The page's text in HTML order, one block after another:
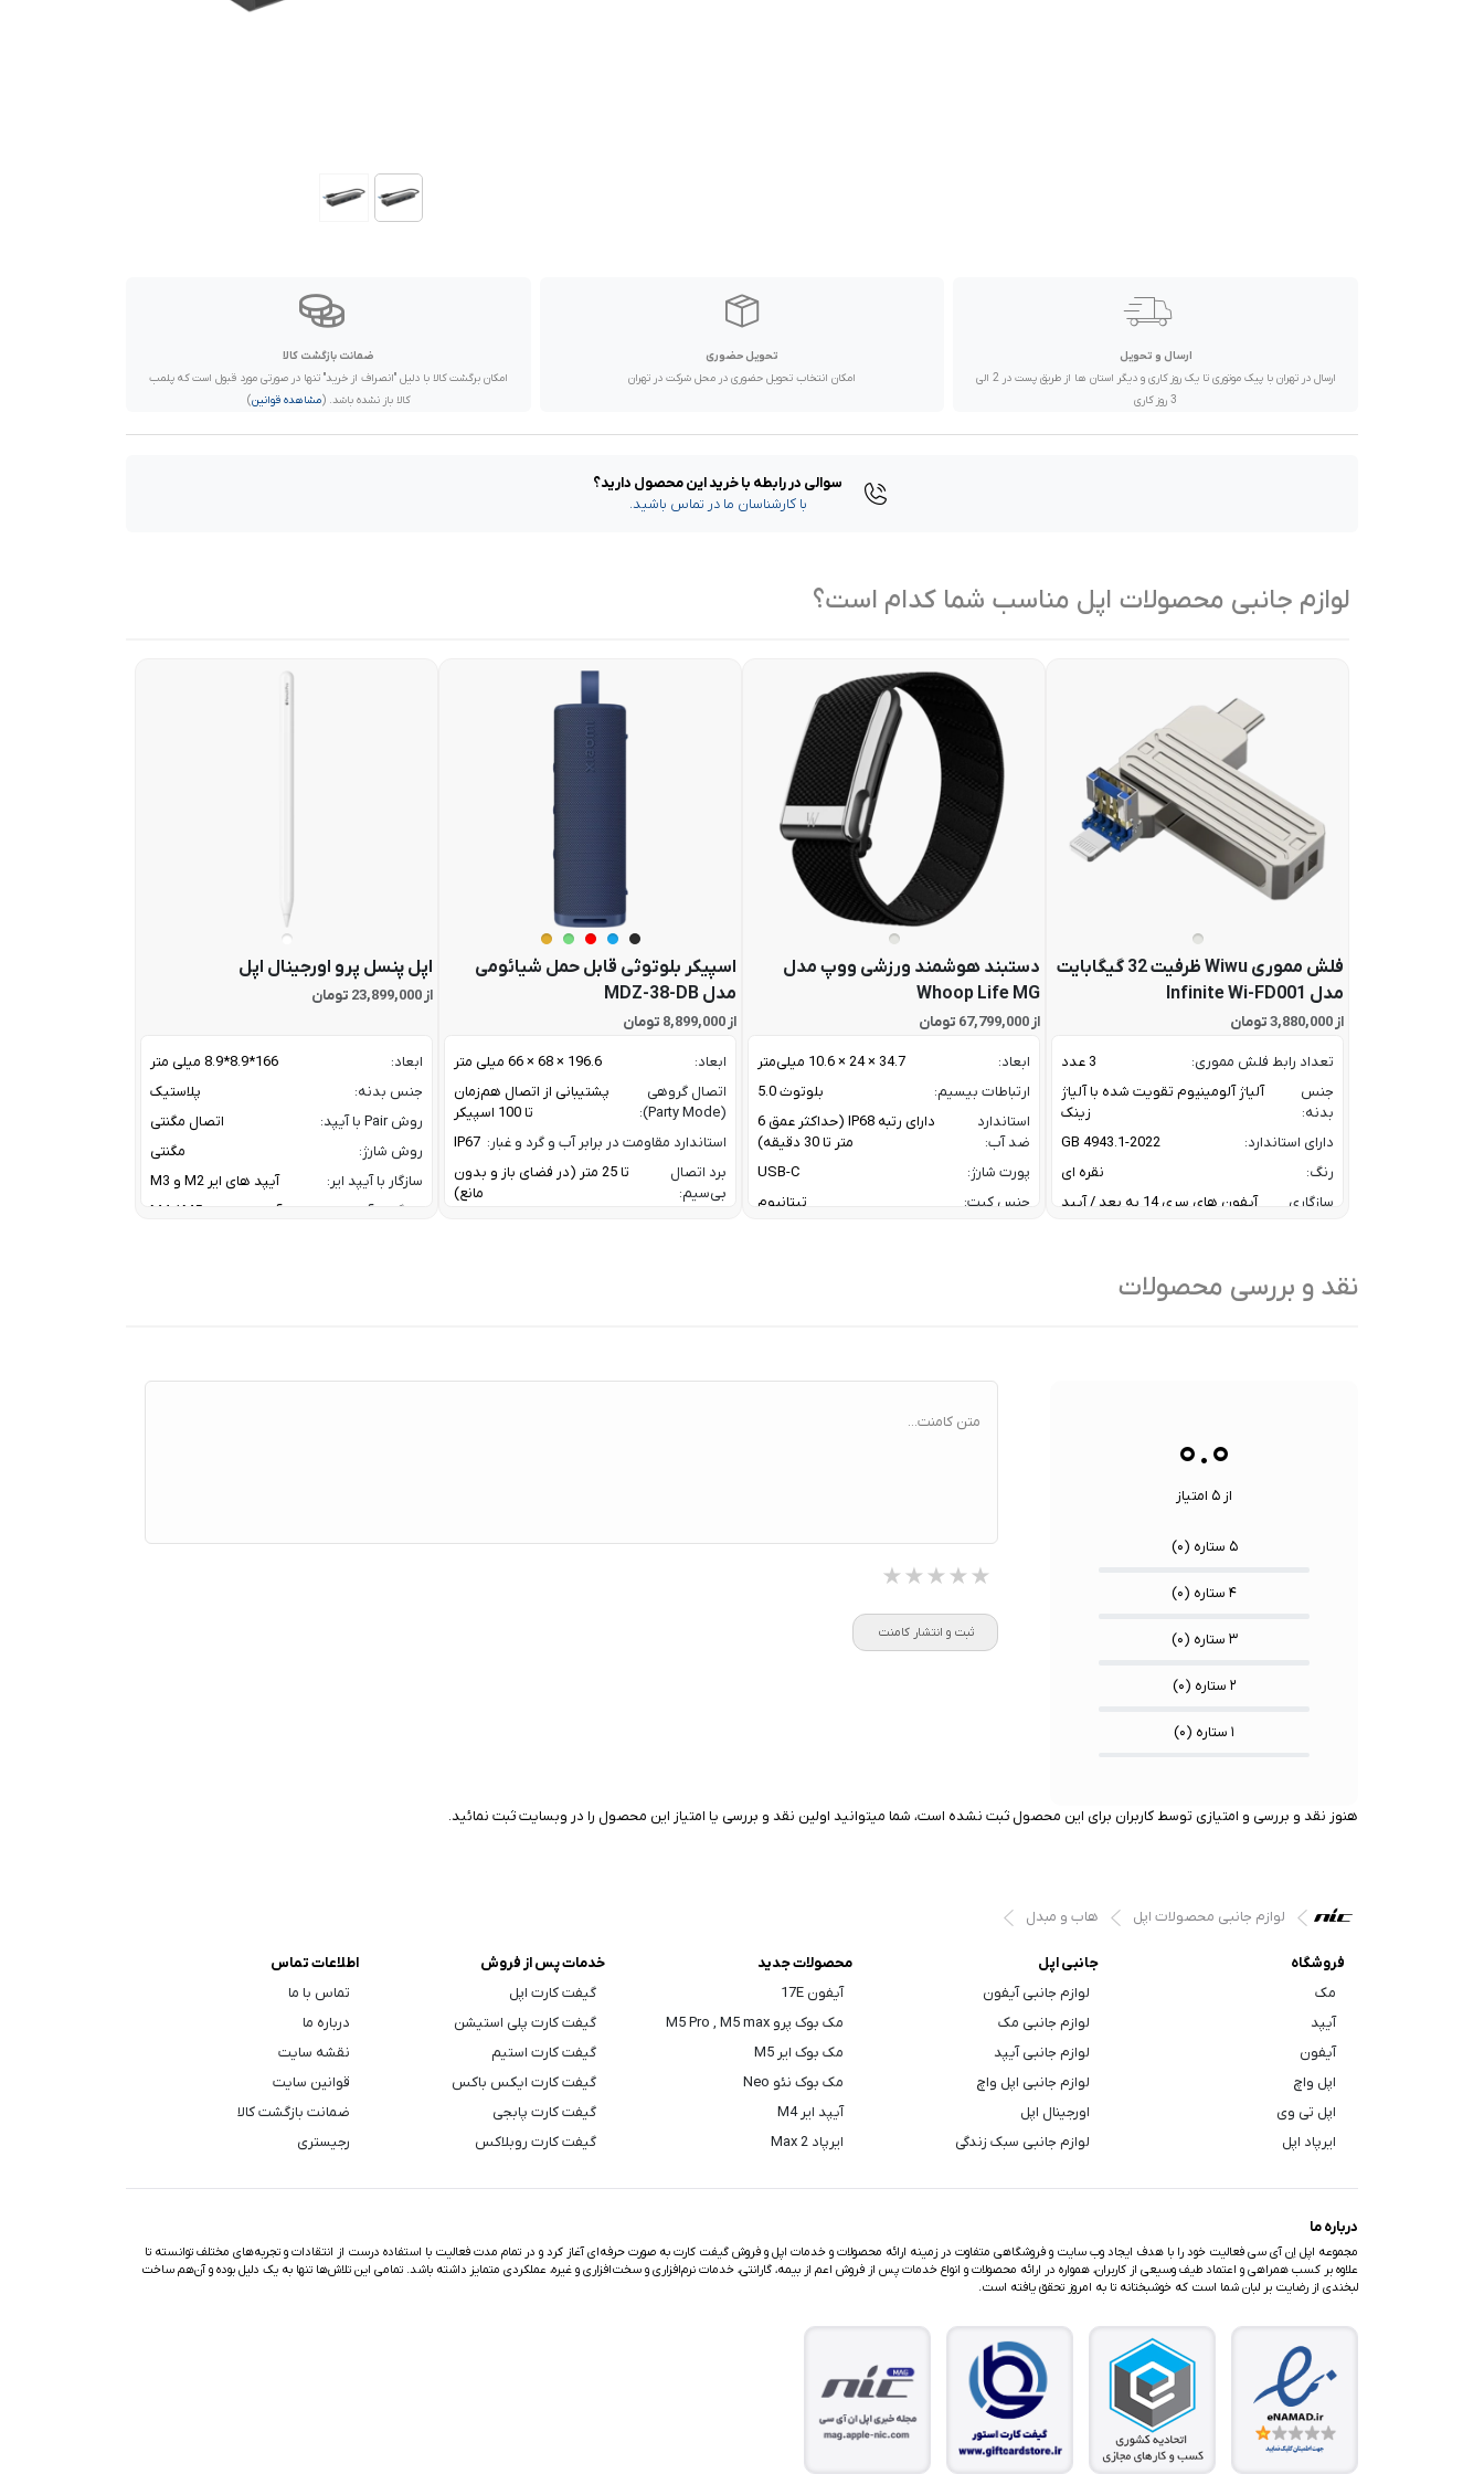
ارسال و تحویل
ارسال در تهران با پیک موتوری تا یک روز کاری و دیگر استان ها از طریق پست در 2 الی
3 روز کاری
تحویل حضوری
امکان انتخاب تحویل حضوری در محل شرکت در تهران
ضمانت بازگشت کالا
امکان برگشت کالا با دلیل "انصراف از خرید" تنها در صورتی مورد قبول است که پلمب
کالا باز نشده باشد. (مشاهده قوانین)
سوالی در رابطه با خرید این محصول دارید؟
با کارشناسان ما در تماس باشید.
لوازم جانبی محصولات اپل مناسب شما کدام است؟
فلش مموری Wiwu ظرفیت 32 گیگابایت
مدل Infinite Wi-FD001
از 3,880,000 تومان
تعداد رابط فلش مموری:
3 عدد
جنس
بدنه:
آلیاژ آلومینیوم تقویت شده با آلیاژ
زینک
دارای استاندارد:
GB 4943.1-2022
رنگ:
نقره ای
سازگاری
آیفون های سری 14 به بعد / آیپد
ظرفیت:
دستبند هوشمند ورزشی ووپ مدل
Whoop Life MG
از 67,799,000 تومان
ابعاد:
34.7 × 24 × 10.6 میلی‌متر
ارتباطات بیسیم:
بلوتوث 5.0
استاندارد
ضد آب:
دارای رتبه IP68 (حداکثر عمق 6
متر تا 30 دقیقه)
پورت شارژ:
USB-C
جنس کیت:
تیتانیوم
سنسورها:
سنسور سنجش فشار خون / پایش
اسپیکر بلوتوثی قابل حمل شیائومی
مدل MDZ-38-DB
از 8,899,000 تومان
ابعاد:
196.6 × 68 × 66 میلی متر
اتصال گروهی
(Party Mode):
پشتیبانی از اتصال هم‌زمان
تا 100 اسپیکر
استاندارد مقاومت در برابر آب و گرد و غبار: IP67
برد اتصال
بی‌سیم:
تا 25 متر (در فضای باز و بدون
مانع)
توان خروجی کل:
30 W
اپل پنسل پرو اورجینال اپل
از 23,899,000 تومان
ابعاد:
166*8.9*8.9 میلی متر
جنس بدنه:
پلاستیک
روش Pair با آیپد:
اتصال مگنتی
روش شارژ:
مگنتی
سازگار با آیپد ایر:
آیپد های ایر M2 و M3
سازگار با آیپد پرو:
آیپد پرو های M4 / M5
نقد و بررسی محصولات
۰.۰
از ۵ امتیاز
۵ ستاره ( ۰)
۴ ستاره ( ۰)
۳ ستاره ( ۰)
۲ ستاره ( ۰)
۱ ستاره ( ۰)
متن کامنت...
★★★★★
★★★★★
★★★★★
ثبت و انتشار کامنت
هنوز نقد و بررسی و امتیازی توسط کاربران برای این محصول ثبت نشده است، شما میتوانید اولین نقد و بررسی یا امتیاز این محصول را در وبسایت ثبت نمائید.
لوازم جانبی محصولات اپل هاب و مبدل
فروشگاه
مک
آیپد
آیفون
اپل واچ
اپل تی وی
ایرپاد اپل
جانبی اپل
لوازم جانبی آیفون
لوازم جانبی مک
لوازم جانبی آیپد
لوازم جانبی اپل واچ
اورجینال اپل
لوازم جانبی سبک زندگی
محصولات جدید
آیفون 17E
مک بوک پرو M5 Pro , M5 max
مک بوک ایر M5
مک بوک نئو Neo
آیپد ایر M4
ایرپاد Max 2
خدمات پس از فروش
گیفت کارت اپل
گیفت کارت پلی استیشن
گیفت کارت استیم
گیفت کارت ایکس باکس
گیفت کارت پابجی
گیفت کارت روبلاکس
اطلاعات تماس
تماس با ما
درباره ما
نقشه سایت
قوانین سایت
ضمانت بازگشت کالا
رجیستری
درباره ما
مجموعه اپل اِن آی سی فعالیت خود را با هدف ایجاد وب سایت و فروشگاهی متفاوت در زمینه ارائه محصولات و خدمات اپل و فروش گیفت کارت به صورت حرفه‌ای آغاز کرد و در تمام مدت فعالیت با استفاده درست از انتقادات و تجربه‌های مختلف توانسته تا
علاوه بر کسب همراهی و اعتماد طیف وسیعی از کاربران، همواره در ارائه محصولات و انواع خدمات پس از فروش اعم از بیمه، گارانتی، خدمات نرم‌افزاری و سخت‌افزاری و غیره، عملکردی متمایز داشته باشد. تمامی این تلاش‌ها تنها به یک دلیل بوده و آن‌هم ساخت
لبخندی از رضایت بر لبان شما است که خوشبختانه تا به امروز تحقق یافته است.